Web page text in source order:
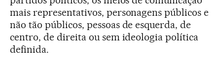
mais representativos, personagens públicos e
não tão públicos, pessoas de esquerda, de
centro, de direita ou sem ideologia política
definida.